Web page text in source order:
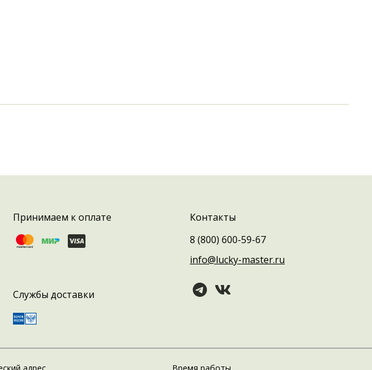
Принимаем к оплате
Службы доставки
Контакты
8 (800) 600-59-67
info@lucky-master.ru